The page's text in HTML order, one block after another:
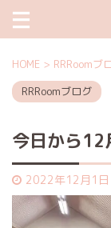
HOME > RRRoomブ
RRRoomブログ
今日から12
2022年12月1日